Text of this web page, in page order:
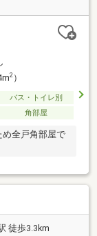
2）
バス・トイレ別
角部屋
め全戸角部屋で
徒歩3.3km